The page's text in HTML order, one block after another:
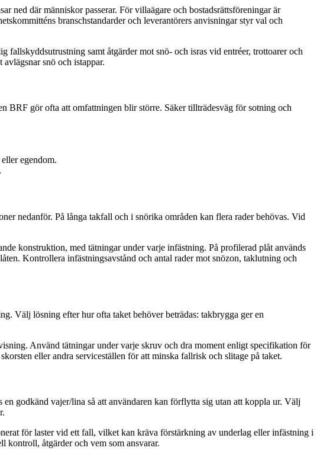
ned där människor passerar. För villaägare och bostadsrättsföreningar är
branschstandarder och leverantörers anvisningar styr val och
samt åtgärder mot snö- och isras vid entréer, trottoarer och
snö och istappar.
BRF gör ofta att omfattningen blir större. Säker tillträdesväg för sotning och
egendom.
nedanför. På långa takfall och i snörika områden kan flera rader behövas. Vid
konstruktion, med tätningar under varje infästning. På profilerad plåt används
Kontrollera infästningsavstånd och antal rader mot snözon, taklutning och
Välj lösning efter hur ofta taket behöver beträdas: takbrygga ger en
Använd tätningar under varje skruv och dra moment enligt specifikation för
eller andra serviceställen för att minska fallrisk och slitage på taket.
godkänd vajer/lina så att användaren kan förflytta sig utan att koppla ur. Välj
för laster vid ett fall, vilket kan kräva förstärkning av underlag eller infästning i
kontroll, åtgärder och vem som ansvarar.